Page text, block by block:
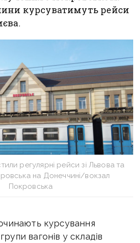
курсуватимуть рейси
регулярні рейси зі Львова та
на Донеччині/вокзал
Покровська
курсування
вагонів у складів